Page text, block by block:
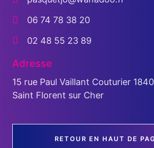
06 74 78 38 20
02 48 55 23 89
Adresse
15 rue Paul Vaillant Couturier
Saint Florent sur Cher
RETOUR EN HAUT DE